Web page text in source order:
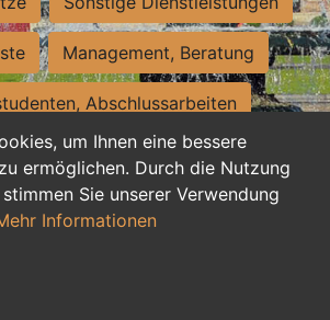
um Ihnen eine bessere
ermöglichen. Durch die Nutzung
Sie unserer Verwendung
Informationen
Management, Beratung
Abschlussarbeiten
Assistenz, Sekretariat
und Nebenjobs
duale Ausbildung